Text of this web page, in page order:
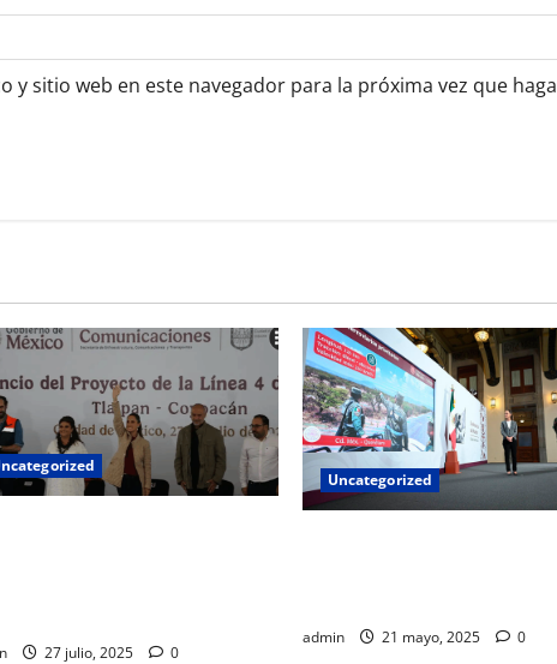
sitio web en este navegador para la próxima vez que haga
27 julio, 2025 0
Uncategorized
admin 21 mayo, 2025 0